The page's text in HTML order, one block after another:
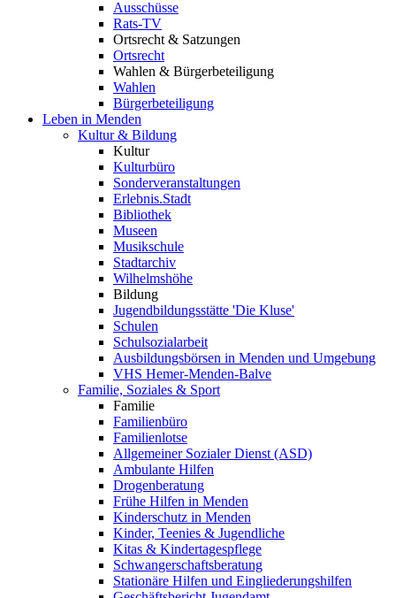
Ausschüsse
Rats-TV
Ortsrecht & Satzungen
Ortsrecht
Wahlen & Bürgerbeteiligung
Wahlen
Bürgerbeteiligung
Leben in Menden
Kultur & Bildung
Kultur
Kulturbüro
Sonderveranstaltungen
Erlebnis.Stadt
Bibliothek
Museen
Musikschule
Stadtarchiv
Wilhelmshöhe
Bildung
Jugendbildungsstätte 'Die Kluse'
Schulen
Schulsozialarbeit
Ausbildungsbörsen in Menden und Umgebung
VHS Hemer-Menden-Balve
Familie, Soziales & Sport
Familie
Familienbüro
Familienlotse
Allgemeiner Sozialer Dienst (ASD)
Ambulante Hilfen
Drogenberatung
Frühe Hilfen in Menden
Kinderschutz in Menden
Kinder, Teenies & Jugendliche
Kitas & Kindertagespflege
Schwangerschaftsberatung
Stationäre Hilfen und Eingliederungshilfen